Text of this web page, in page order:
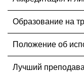
Образование на
Положение об
Лучший